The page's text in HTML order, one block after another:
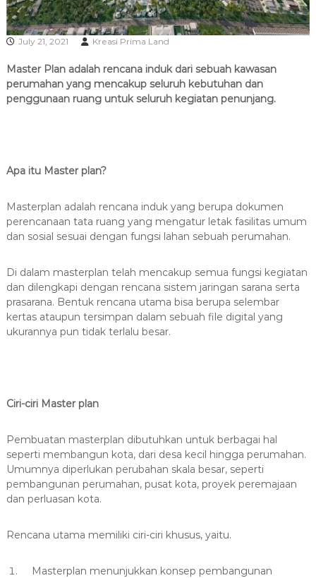
R
A
July 21, 2021 Kreasi Prima Land
Master Plan adalah rencana induk dari sebuah kawasan
perumahan yang mencakup seluruh kebutuhan dan
penggunaan ruang untuk seluruh kegiatan penunjang.
Apa itu Master plan?
Masterplan adalah rencana induk yang berupa dokumen
perencanaan tata ruang yang mengatur letak fasilitasumum
dan sosial sesuai dengan fungsi lahan sebuah perumahan.
Di dalam masterplan telah mencakup semua fungsi kegiatan
dan dilengkapi dengan rencana sistem jaringan sarana serta
prasarana. Bentuk rencana utama bisa berupa selembar
kertas ataupun tersimpan dalam sebuah file digital yang
ukurannya pun tidak terlalu besar.
Ciri-ciri Master plan
Pembuatan masterplan dibutuhkan untuk berbagai hal
seperti membangun kota, dari desa kecil hingga perumahan.
Umumnya diperlukan perubahan skala besar, seperti
pembangunan perumahan, pusat kota, proyek peremajaan
dan perluasan kota.
Rencana utama memiliki ciri-ciri khusus, yaitu.
Masterplan menunjukkan konsep pembangunan